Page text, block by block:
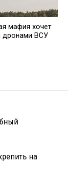
мафия хочет
дронами ВСУ
на